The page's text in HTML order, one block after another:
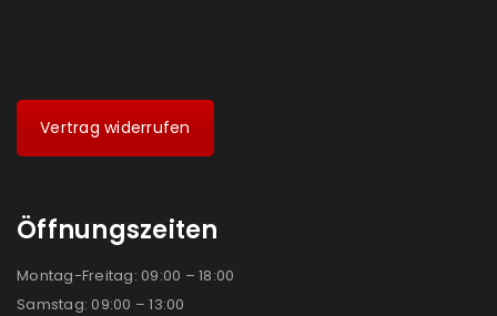
Vertrag widerrufen
Öffnungszeiten
Montag-Freitag: 09:00 – 18:00
Samstag: 09:00 – 13:00